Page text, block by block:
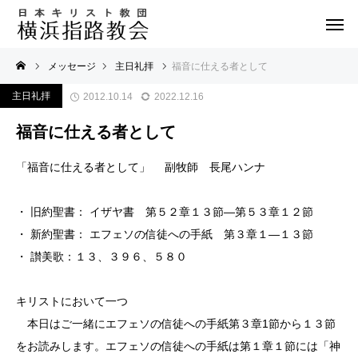
メッセージ 主日礼拝 福音に仕える者として
主日礼拝 2012.10.14 2022.12.16
福音に仕える者として
「福音に仕える者として」 副牧師 長尾ハンナ
・ 旧約聖書： イザヤ書 第５２章１３節―第５３章１２節
・ 新約聖書： エフェソの信徒への手紙 第３章１―１３節
・ 讃美歌：１３、３９６、５８０
キリストにおいて一つ
本日はご一緒にエフェソの信徒への手紙第３章1節から１３節
をお読みします。エフェソの信徒への手紙は第１章１節には「神